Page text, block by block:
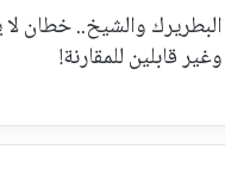
البطريرك والشيخ.. خطان لا
وغير قابلين للمقارنة!